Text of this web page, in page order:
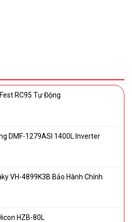
RC95 Tự Động
DMF-1279ASI 1400L Inverter
VH-4899K3B Bảo Hành Chính
HZB-80L